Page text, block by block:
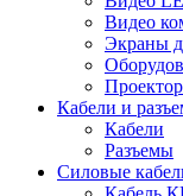
Видео
Экраны
Кабели и
Кабели
Разъемы
Силовые